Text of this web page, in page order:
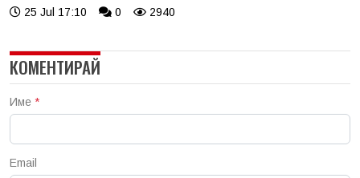
25 Jul 17:10 0 2940
КОМЕНТИРАЙ
Име *
Email